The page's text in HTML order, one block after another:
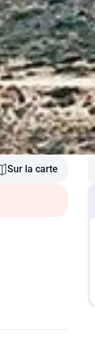
Sur la carte